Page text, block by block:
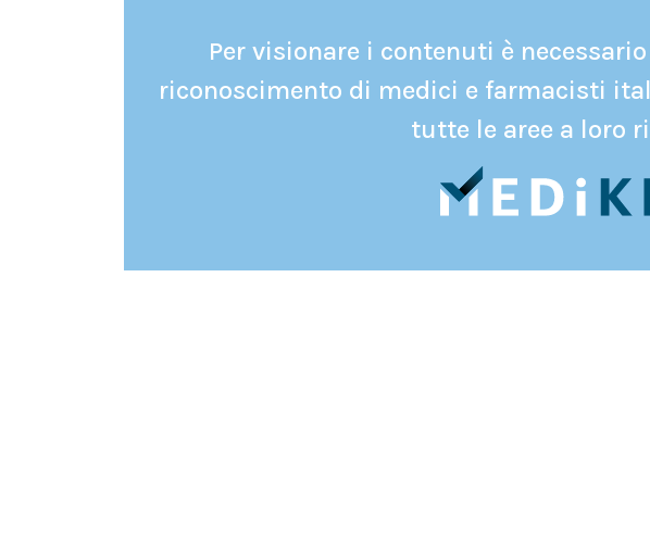
Per visionare i contenuti è
riconoscimento di medici e farmacisti
tutte le aree a loro